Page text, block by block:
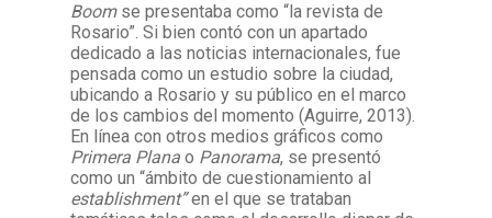
Boomse presentaba como “la revista de
Rosario”. Si bien contó con un apartado
dedicado a las noticias internacionales, fue
pensada como un estudio sobre la ciudad,
ubicando a Rosario y su público en el marco
de los cambios del momento (Aguirre, 2013).
En línea con otros medios gráficos como
Primera Planao Panorama, se presentó
como un “ámbito de cuestionamiento al
establishment”en el que se trataban